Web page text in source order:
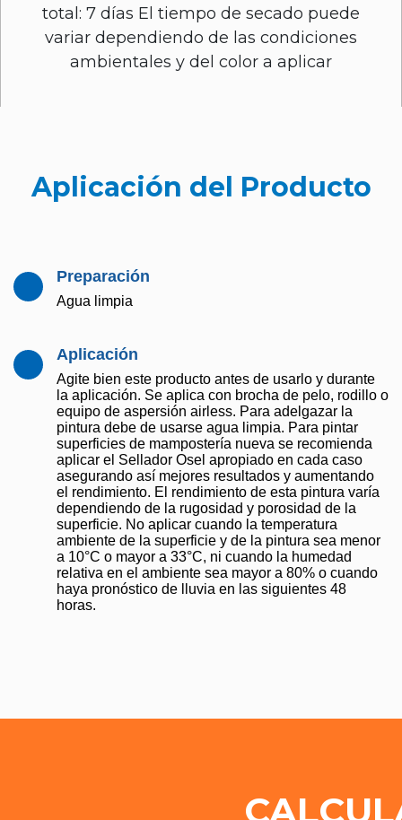
total: 7 días El tiempo de secado puede
variar dependiendo de las condiciones
ambientales y del color a aplicar
Aplicación del Producto
Preparación
Agua limpia
Aplicación
Agite bien este producto antes de usarlo y durante
la aplicación. Se aplica con brocha de pelo, rodillo o
equipo de aspersión airless. Para adelgazar la
pintura debe de usarse agua limpia. Para pintar
superficies de mampostería nueva se recomienda
aplicar el Sellador Osel apropiado en cada caso
asegurando así mejores resultados y aumentando
el rendimiento. El rendimiento de esta pintura varía
dependiendo de la rugosidad y porosidad de la
superficie. No aplicar cuando la temperatura
ambiente de la superficie y de la pintura sea menor
a 10°C o mayor a 33°C, ni cuando la humedad
relativa en el ambiente sea mayor a 80% o cuando
haya pronóstico de lluvia en las siguientes 48
horas.